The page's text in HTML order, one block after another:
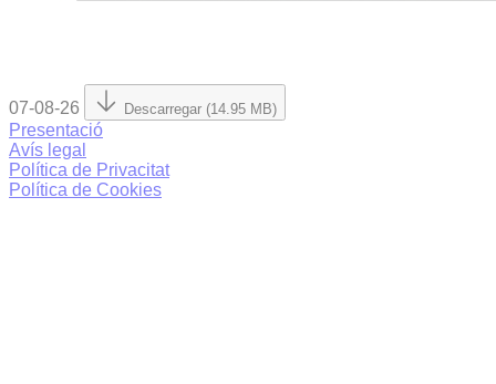
07-08-26 Descarregar (14.95 MB)
Presentació
Avís legal
Política de Privacitat
Política de Cookies